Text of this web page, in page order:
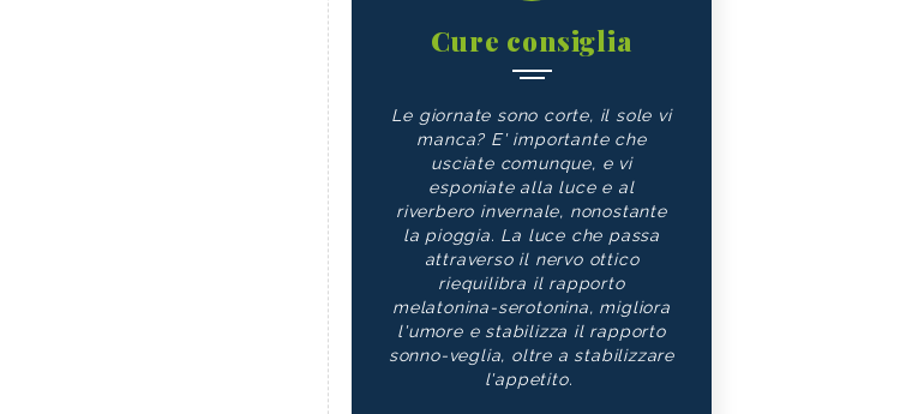
Cure consiglia
Le giornate sono corte, il sole vi
manca? E' importante che
usciate comunque, e vi
esponiate alla luce e al
riverbero invernale, nonostante
la pioggia. La luce che passa
attraverso il nervo ottico
riequilibra il rapporto
melatonina-serotonina, migliora
l'umore e stabilizza il rapporto
sonno-veglia, oltre a stabilizzare
l'appetito.